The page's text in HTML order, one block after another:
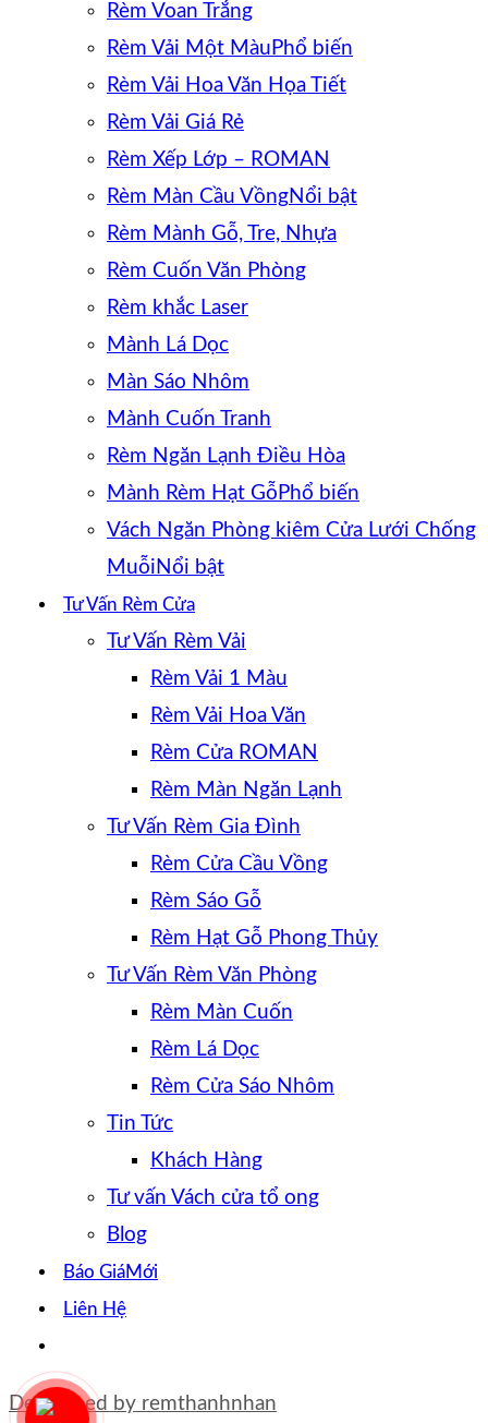
Rèm Voan Trắng
Rèm Vải Một Màu
Rèm Vải Hoa Văn Họa Tiết
Rèm Vải Giá Rẻ
Rèm Xếp Lớp – ROMAN
Rèm Màn Cầu Vồng
Rèm Mành Gỗ, Tre, Nhựa
Rèm Cuốn Văn Phòng
Rèm khắc Laser
Mành Lá Dọc
Màn Sáo Nhôm
Mành Cuốn Tranh
Rèm Ngăn Lạnh Điều Hòa
Mành Rèm Hạt Gỗ
Vách Ngăn Phòng kiêm Cửa Lưới Chống
Muỗi
Tư Vấn Rèm Cửa
Tư Vấn Rèm Vải
Rèm Vải 1 Màu
Rèm Vải Hoa Văn
Rèm Cửa ROMAN
Rèm Màn Ngăn Lạnh
Tư Vấn Rèm Gia Đình
Rèm Cửa Cầu Vồng
Rèm Sáo Gỗ
Rèm Hạt Gỗ Phong Thủy
Tư Vấn Rèm Văn Phòng
Rèm Màn Cuốn
Rèm Lá Dọc
Rèm Cửa Sáo Nhôm
Tin Tức
Khách Hàng
Tư vấn Vách cửa tổ ong
Blog
Báo Giá
Liên Hệ
Developed by remthanhnhan